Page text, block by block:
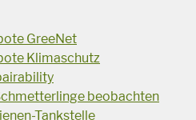
GreeNet
Klimaschutz
beobachten
Tankstelle